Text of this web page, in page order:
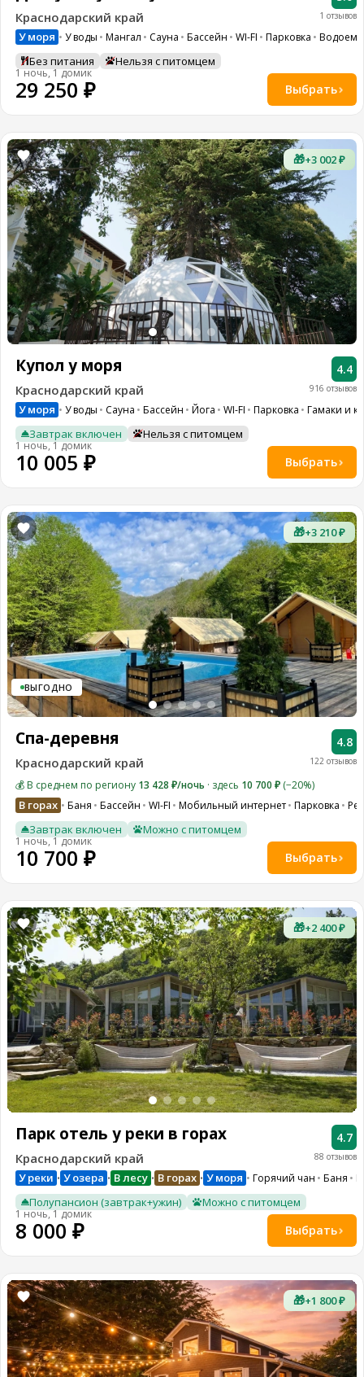
1 отзывов
Краснодарский край
У моря У воды Мангал Сауна Бассейн WI-FI Парковка Водоем
Без питания Нельзя с питомцем
1 ночь, 1 домик
29 250 ₽ Выбрать
🎁+3 002 ₽
916 отзывов
4.4
Купол у моря
Краснодарский край
У моря У воды Сауна Бассейн Йога WI-FI Парковка Гамаки и
Завтрак включен Нельзя с питомцем
1 ночь, 1 домик
10 005 ₽ Выбрать
🎁+3 210 ₽
ВЫГОДНО
122 отзывов
4.8
Спа-деревня
Краснодарский край
💰 В среднем по региону 13 428 ₽/ночь · здесь 10 700 ₽ (−20%)
В горах Баня Бассейн WI-FI Мобильный интернет Парковка
Завтрак включен Можно с питомцем
1 ночь, 1 домик
10 700 ₽ Выбрать
🎁+2 400 ₽
88 отзывов
4.7
Парк отель у реки в горах
Краснодарский край
У реки • У озера • В лесу • В горах • У моря Горячий чан Баня
Полупансион (завтрак+ужин) Можно с питомцем
1 ночь, 1 домик
8 000 ₽ Выбрать
🎁+1 800 ₽